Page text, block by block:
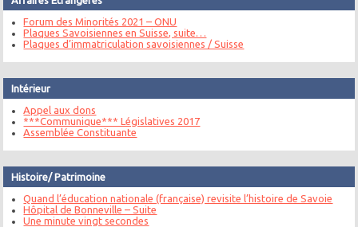
Forum des Minorités 2021 – ONU
Plaques Savoisiennes en Suisse, suite…
Plaques d’immatriculation savoisiennes / Suisse
Intérieur
Appel aux dons
***Communique*** Législatives 2017
Assemblée Constituante
Histoire/ Patrimoine
Quand l’éducation nationale (française) revisite l’histoire de Savoie
Hôpital de Bonneville – Suite
Une minute vingt secondes